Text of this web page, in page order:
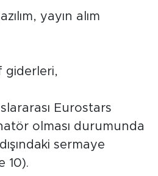
yayın alım
giderleri,
Eurostars
olması durumunda
sermaye
10).